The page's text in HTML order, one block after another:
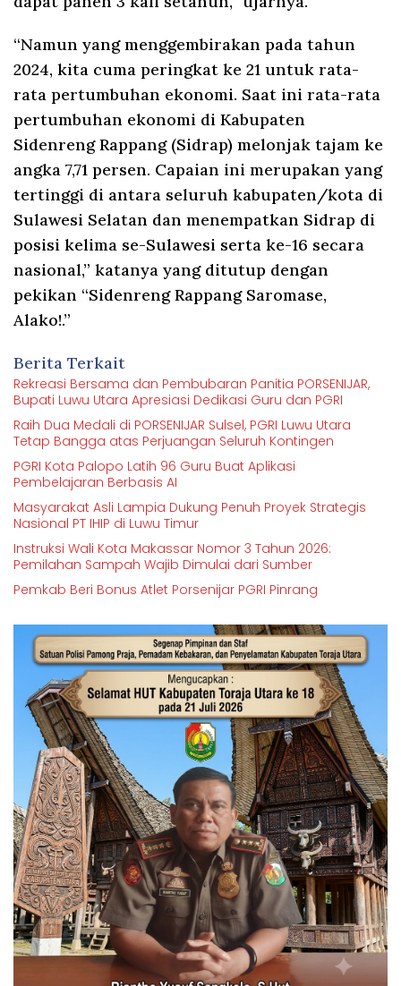
“Namun yang menggembirakan pada tahun
2024, kita cuma peringkat ke 21 untuk rata-
rata pertumbuhan ekonomi. Saat ini rata-rata
pertumbuhan ekonomi di Kabupaten
Sidenreng Rappang (Sidrap) melonjak tajam ke
angka 7,71 persen. Capaian ini merupakan yang
tertinggi di antara seluruh kabupaten/kota di
Sulawesi Selatan dan menempatkan Sidrap di
posisi kelima se-Sulawesi serta ke-16 secara
nasional,” katanya yang ditutup dengan
pekikan “Sidenreng Rappang Saromase,
Alako!.”
Berita Terkait
Rekreasi Bersama dan Pembubaran Panitia PORSENIJAR,
Bupati Luwu Utara Apresiasi Dedikasi Guru dan PGRI
Raih Dua Medali di PORSENIJAR Sulsel, PGRI Luwu Utara
Tetap Bangga atas Perjuangan Seluruh Kontingen
PGRI Kota Palopo Latih 96 Guru Buat Aplikasi
Pembelajaran Berbasis AI
Masyarakat Asli Lampia Dukung Penuh Proyek Strategis
Nasional PT IHIP di Luwu Timur
Instruksi Wali Kota Makassar Nomor 3 Tahun 2026:
Pemilahan Sampah Wajib Dimulai dari Sumber
Pemkab Beri Bonus Atlet Porsenijar PGRI Pinrang